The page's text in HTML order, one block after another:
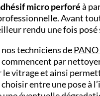
micro perforéà
Avant
rendu une fois
techniciens dePANO
par nettoyer
vitrage et ainsi
entre une pose à